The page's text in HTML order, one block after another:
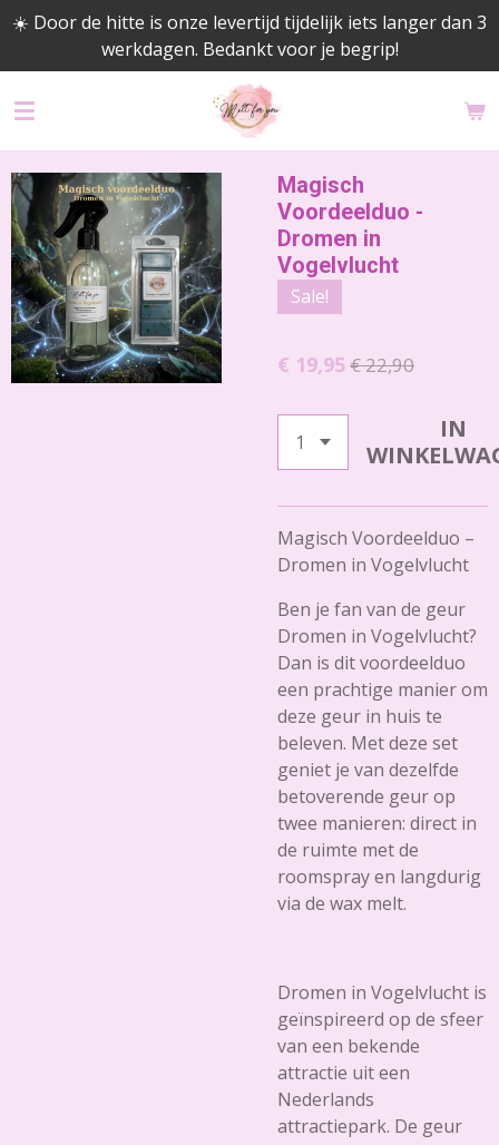
Ga
naar
de
☀️ Door de hitte is onze levertijd tijdelijk iets langer dan 3
werkdagen. Bedankt voor je begrip!
Magisch
Voordeelduo -
Dromen in
Vogelvlucht
Sale!
€ 19,95€ 22,90
IN
Magisch Voordeelduo –
Dromen in Vogelvlucht
Ben je fan van de geur
Dromen in Vogelvlucht?
Dan is dit voordeelduo
een prachtige manier om
deze geur in huis te
beleven. Met deze set
geniet je van dezelfde
betoverende geur op
twee manieren: direct in
de ruimte met de
roomspray en langdurig
via de wax melt.
Dromen in Vogelvlucht is
geïnspireerd op de sfeer
van een bekende
attractie uit een
Nederlands
attractiepark. De geur